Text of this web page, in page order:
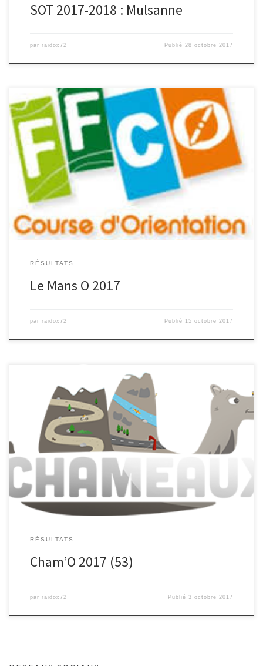
SOT 2017-2018 : Mulsanne
par raidox72 Publié 28 octobre 2017
Etape 1 : ICI Etape 2 : ICI Etape 3 : ICI
RÉSULTATS
Le Mans O 2017
par raidox72 Publié 15 octobre 2017
Résultats 3 h : ICI
RÉSULTATS
Cham’O 2017 (53)
par raidox72 Publié3 octobre 2017